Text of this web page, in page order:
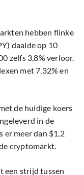
hebben flinke
daalde op 10
zelfs 3,8% verloor.
met 7,32% en
de huidige koers
in de
er meer dan $1,2
cryptomarkt.
een strijd tussen